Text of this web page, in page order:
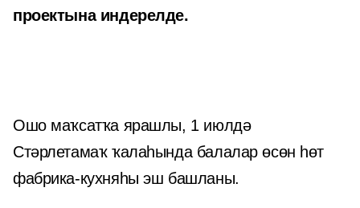
проектына индерелде.
Ошо маҡсатҡа ярашлы, 1 июлдә
Стәрлетамаҡ ҡалаһында балалар өсөн һөт
фабрика-кухняһы эш башланы.